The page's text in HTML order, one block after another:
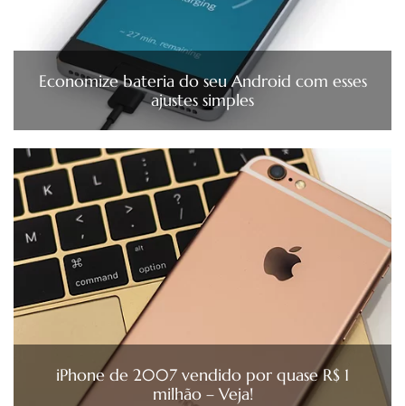
Economize bateria do seu Android com esses
ajustes simples
iPhone de 2007 vendido por quase R$ 1
milhão – Veja!